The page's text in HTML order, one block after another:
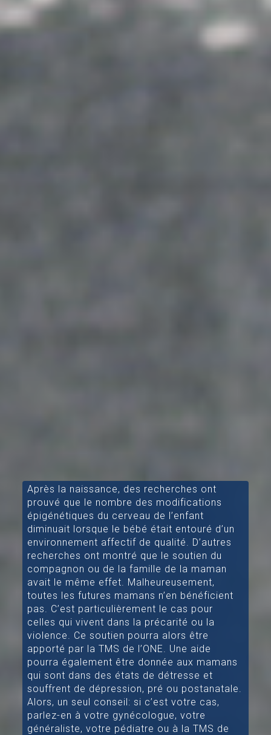
Après la naissance, des recherches ont
prouvé que le nombre des modifications
épigénétiques du cerveau de l’enfant
diminuait lorsque le bébé était entouré d’un
environnement affectif de qualité. D’autres
recherches ont montré que le soutien du
compagnon ou de la famille de la maman
avait le même effet. Malheureusement,
toutes les futures mamans n’en bénéficient
pas. C’est particulièrement le cas pour
celles qui vivent dans la précarité ou la
violence. Ce soutien pourra alors être
apporté par la TMS de l’ONE. Une aide
pourra également être donnée aux mamans
qui sont dans des états de détresse et
souffrent de dépression, pré ou postanatale.
Alors, un seul conseil: si c’est votre cas,
parlez-en à votre gynécologue, votre
généraliste, votre pédiatre ou à la TMS de